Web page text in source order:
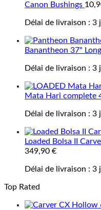
Canon Bushings
Délai de livraison : 3
Banantheon 37"
Délai de livraison : 3
Mata Hari complete
Délai de livraison : 3
Loaded Bolsa II
349,90 €
Délai de livraison : 3
Top Rated